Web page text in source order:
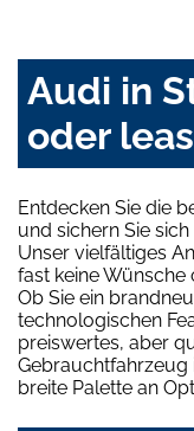
Audi in
oder
Entdecken Sie die
und sichern Sie
Unser vielfältiges
fast keine Wünsche
Ob Sie ein
technologischen
preiswertes, aber
Gebrauchtfahrzeug
breite Palette an